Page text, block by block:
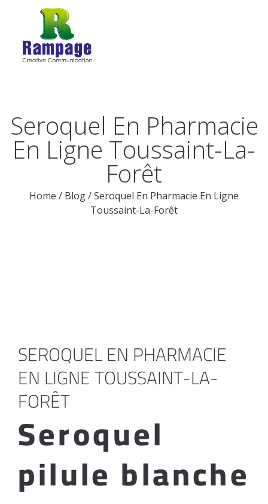
Seroquel En Pharmacie
En Ligne Toussaint-La-
Forêt
Home / Blog/Seroquel En Pharmacie En Ligne
Toussaint-La-Forêt
SEROQUEL EN PHARMACIE
EN LIGNE TOUSSAINT-LA-
FORÊT
Seroquel
pilule blanche